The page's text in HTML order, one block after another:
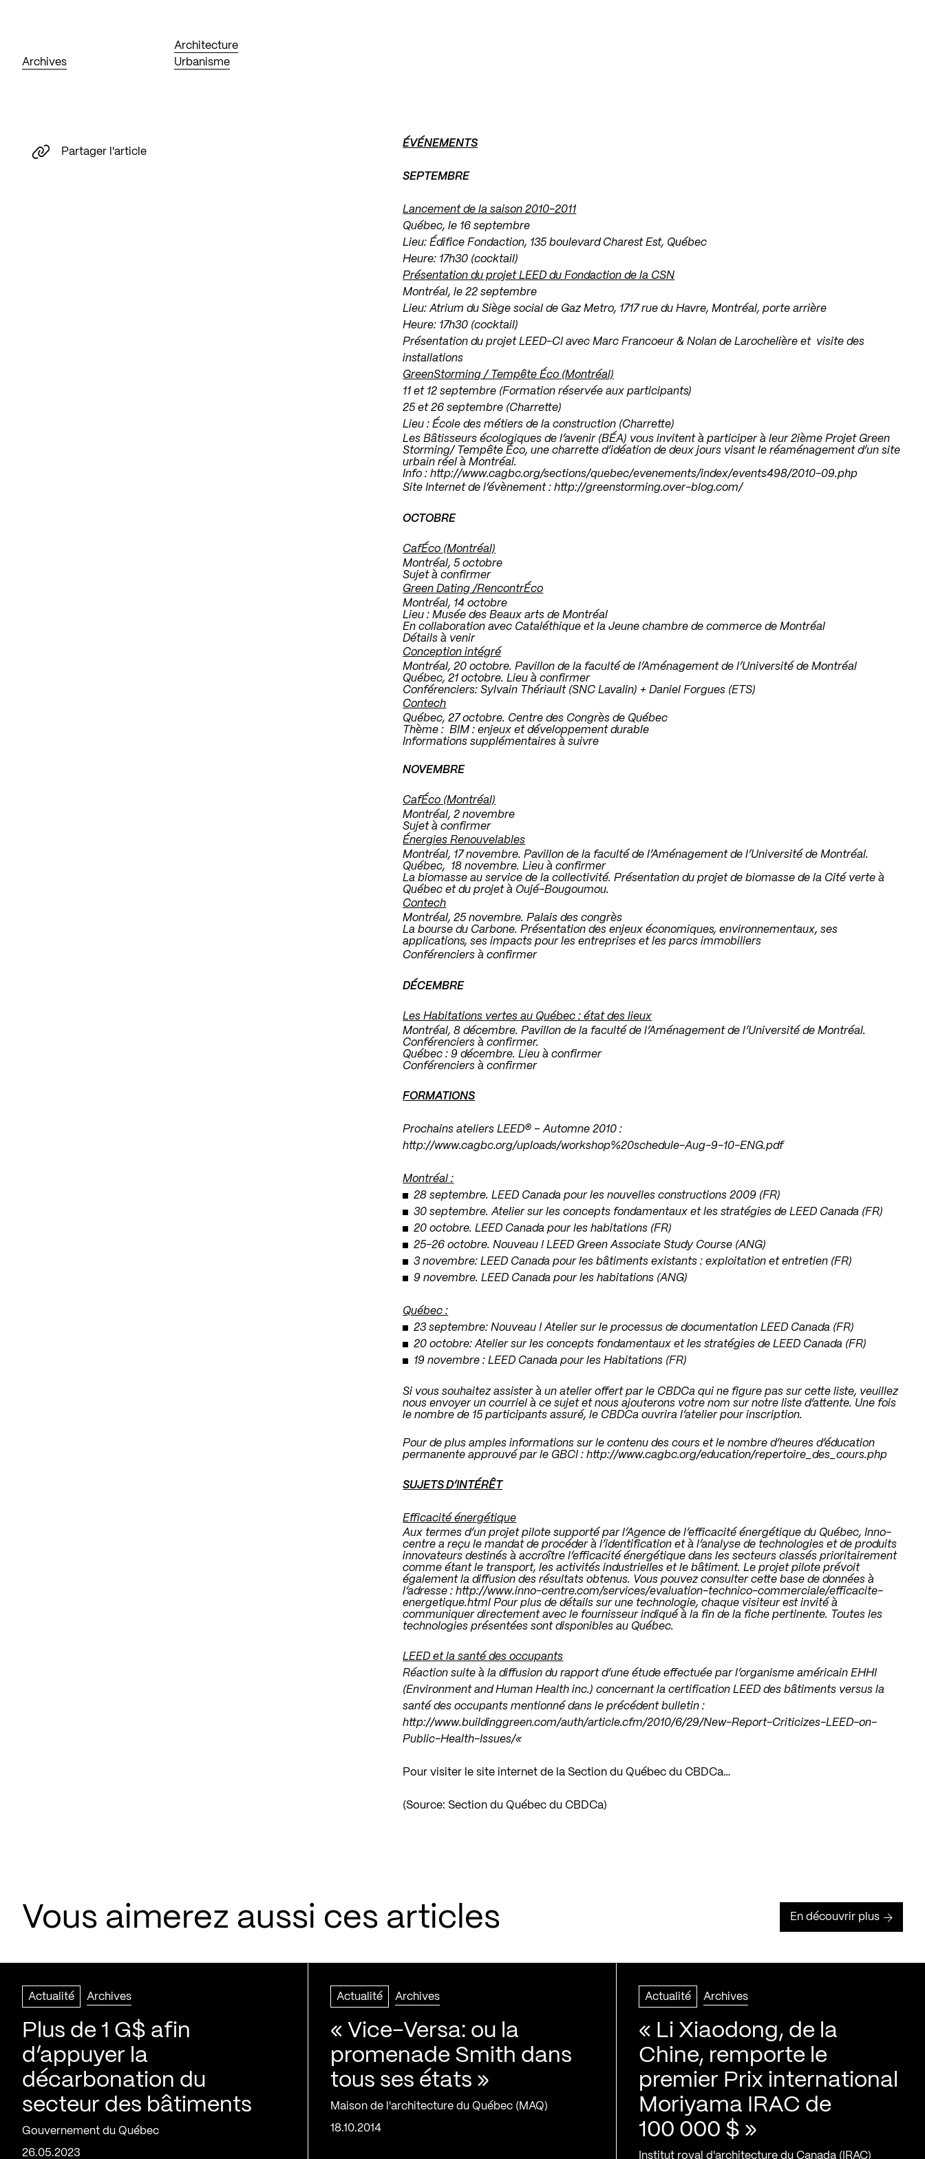
Archives
Architecture
Urbanisme
ÉVÉNEMENTS
SEPTEMBRE
Lancement de la saison 2010-2011
Québec, le 16 septembre
Lieu: Édifice Fondaction, 135 boulevard Charest Est, Québec
Heure: 17h30 (cocktail)
Présentation du projet LEED du Fondaction de la CSN
Montréal, le 22 septembre
Lieu: Atrium du Siège social de Gaz Metro, 1717 rue du Havre, Montréal, porte arrière
Heure: 17h30 (cocktail)
Présentation du projet LEED-CI avec Marc Francoeur & Nolan de Larochelière et visite des
installations
GreenStorming / Tempête Éco (Montréal)
11 et 12 septembre (Formation réservée aux participants)
25 et 26 septembre (Charrette)
Lieu : École des métiers de la construction (Charrette)
Les Bâtisseurs écologiques de l’avenir (BÉA) vous invitent à participer à leur 2ième Projet Green
Storming/ Tempête Éco, une charrette d’idéation de deux jours visant le réaménagement d’un site
urbain réel à Montréal.
Info :http://www.cagbc.org/sections/quebec/evenements/index/events498/2010-09.php
Site Internet de l’évènement :http://greenstorming.over-blog.com/
OCTOBRE
CafÉco (Montréal)
Montréal, 5 octobre
Sujet à confirmer
Green Dating /RencontrÉco
Montréal, 14 octobre
Lieu : Musée des Beaux arts de Montréal
En collaboration avec Cataléthique et la Jeune chambre de commerce de Montréal
Détails à venir
Conception intégré
Montréal, 20 octobre. Pavillon de la faculté de l’Aménagement de l’Université de Montréal
Québec, 21 octobre. Lieu à confirmer
Conférenciers: Sylvain Thériault (SNC Lavalin) + Daniel Forgues (ETS)
Contech
Québec, 27 octobre. Centre des Congrès de Québec
Thème : BIM : enjeux et développement durable
Informations supplémentaires à suivre
NOVEMBRE
CafÉco (Montréal)
Montréal, 2 novembre
Sujet à confirmer
Énergies Renouvelables
Montréal, 17 novembre. Pavillon de la faculté de l’Aménagement de l’Université de Montréal.
Québec, 18 novembre. Lieu à confirmer
La biomasse au service de la collectivité. Présentation du projet de biomasse de la Cité verte à
Québec et du projet à Oujé-Bougoumou.
Contech
Montréal, 25 novembre. Palais des congrès
La bourse du Carbone. Présentation des enjeux économiques, environnementaux, ses
applications, ses impacts pour les entreprises et les parcs immobiliers
Conférenciers à confirmer
DÉCEMBRE
Les Habitations vertes au Québec : état des lieux
Montréal, 8 décembre. Pavillon de la faculté de l’Aménagement de l’Université de Montréal.
Conférenciers à confirmer.
Québec : 9 décembre. Lieu à confirmer
Conférenciers à confirmer
FORMATIONS
Prochains ateliers LEED® – Automne 2010 :
http://www.cagbc.org/uploads/workshop%20schedule-Aug-9-10-ENG.pdf
Montréal :
28 septembre. LEED Canada pour les nouvelles constructions 2009 (FR)
30 septembre. Atelier sur les concepts fondamentaux et les stratégies de LEED Canada (FR)
20 octobre. LEED Canada pour les habitations (FR)
25-26 octobre. Nouveau ! LEED Green Associate Study Course (ANG)
3 novembre: LEED Canada pour les bâtiments existants : exploitation et entretien (FR)
9 novembre. LEED Canada pour les habitations (ANG)
Québec :
23 septembre: Nouveau ! Atelier sur le processus de documentation LEED Canada (FR)
20 octobre: Atelier sur les concepts fondamentaux et les stratégies de LEED Canada (FR)
19 novembre : LEED Canada pour les Habitations (FR)
Si vous souhaitez assister à un atelier offert par le CBDCa qui ne figure pas sur cette liste, veuillez
nous envoyer un courriel à ce sujet et nous ajouterons votre nom sur notre liste d’attente. Une fois
le nombre de 15 participants assuré, le CBDCa ouvrira l’atelier pour inscription.
Pour de plus amples informations sur le contenu des cours et le nombre d’heures d’éducation
permanente approuvé par le GBCI : http://www.cagbc.org/education/repertoire_des_cours.php
SUJETS D’INTÉRÊT
Efficacité énergétique
Aux termes d’un projet pilote supporté par l’Agence de l’efficacité énergétique du Québec, Inno-
centre a reçu le mandat de procéder à l’identification et à l’analyse de technologies et de produits
innovateurs destinés à accroître l’efficacité énergétique dans les secteurs classés prioritairement
comme étant le transport, les activités industrielles et le bâtiment. Le projet pilote prévoit
également la diffusion des résultats obtenus. Vous pouvez consulter cette base de données à
l’adresse :http://www.inno-centre.com/services/evaluation-technico-commerciale/efficacite-
energetique.html Pour plus de détails sur une technologie, chaque visiteur est invité à
communiquer directement avec le fournisseur indiqué à la fin de la fiche pertinente. Toutes les
technologies présentées sont disponibles au Québec.
LEED et la santé des occupants
Réaction suite à la diffusion du rapport d’une étude effectuée par l’organisme américain EHHI
(Environment and Human Health inc.) concernant la certification LEED des bâtiments versus la
santé des occupants mentionné dans le précédent bulletin :
http://www.buildinggreen.com/auth/article.cfm/2010/6/29/New-Report-Criticizes-LEED-on-
Public-Health-Issues/«
Pour visiter le site internet de la Section du Québec du CBDCa…
(Source: Section du Québec du CBDCa)
Partager l'article
Vous aimerez aussi ces articles En découvrir plus
Actualité Archives
Plus de 1 G$ afin
d’appuyer la
décarbonation du
secteur des bâtiments
Gouvernement du Québec
26.05.2023
Actualité Archives
« Vice-Versa: ou la
promenade Smith dans
tous ses états »
Maison de l'architecture du Québec (MAQ)
18.10.2014
Actualité Archives
« Li Xiaodong, de la
Chine, remporte le
premier Prix international
Moriyama IRAC de
100 000 $ »
Institut royal d'architecture du Canada (IRAC)